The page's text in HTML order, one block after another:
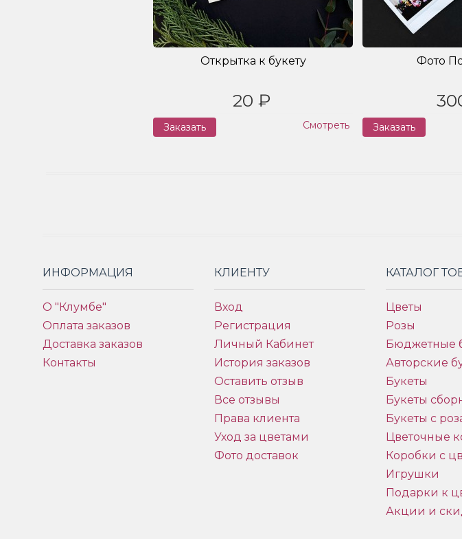
Открытка к букету
20 ₽
Заказать Смотреть
Фото
Заказать
ИНФОРМАЦИЯ
О "Клумбе"
Оплата заказов
Доставка заказов
Контакты
КЛИЕНТУ
Вход
Регистрация
Личный Кабинет
История заказов
Оставить отзыв
Все отзывы
Права клиента
Уход за цветами
Фото доставок
КАТАЛОГ
Цветы
Розы
Бюджетные
Авторские
Букеты
Букеты
Букеты с
Цветочные
Коробки с
Игрушки
Подарки к
Акции и